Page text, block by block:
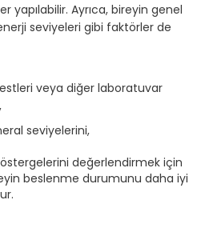
Ayrıca, bireyin genel
seviyeleri gibi faktörler de
veya diğer laboratuvar
seviyelerini,
değerlendirmek için
beslenme durumunu daha iyi